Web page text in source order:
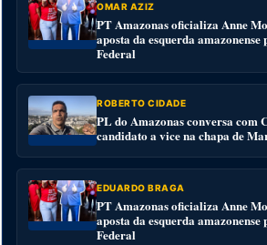
OMAR AZIZ
PT Amazonas oficializa Anne
aposta da esquerda
Federal
ROBERTO CIDADE
PL do Amazonas conversa com
candidato a vice na chapa de
EDUARDO BRAGA
PT Amazonas oficializa Anne
aposta da esquerda
Federal